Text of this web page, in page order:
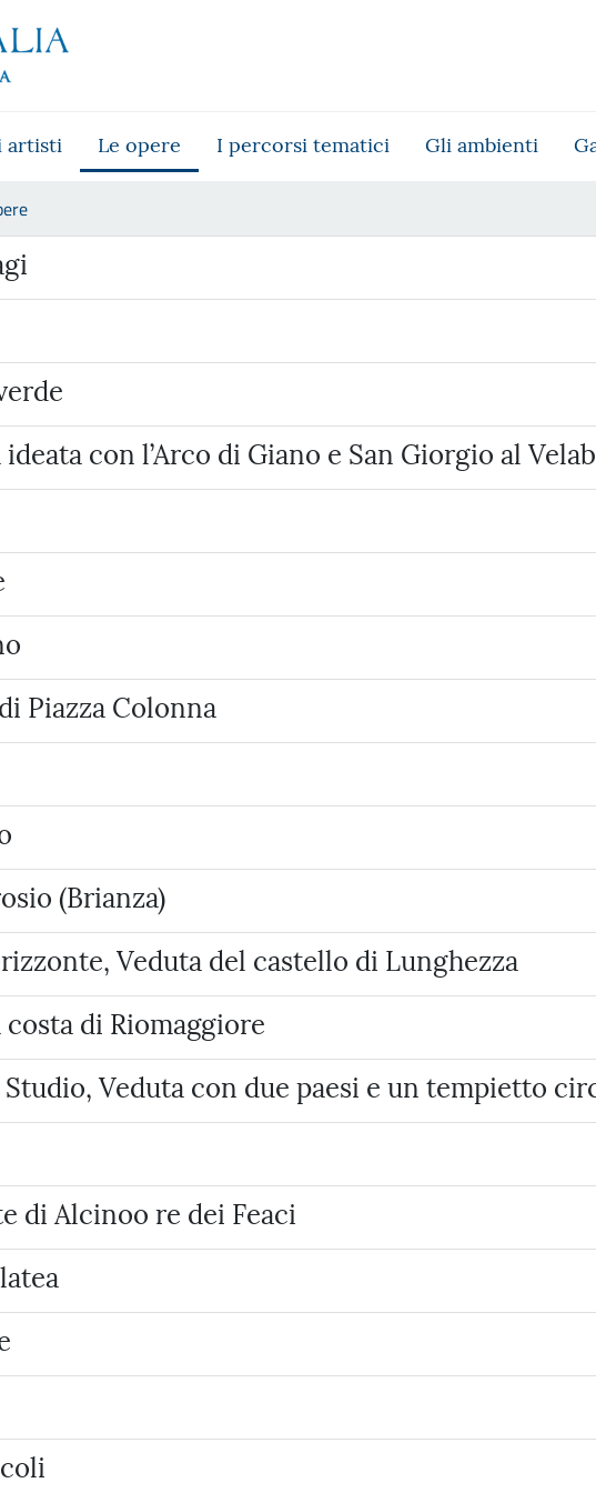
artisti Le opere I percorsi tematici Gli ambienti
con l’Arco di Giano e San Giorgio al
Piazza Colonna
(Brianza)
Veduta del castello di Lunghezza
di Riomaggiore
Veduta con due paesi e un tempietto
di Alcinoo re dei Feaci